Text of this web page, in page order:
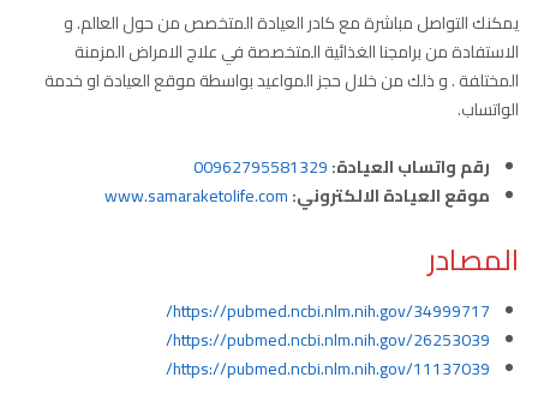
يمكنك التواصل مباشرة مع كادر العيادة المتخصص من حول العالم. و
الاستفادة من برامجنا الغذائية المتخصصة في علاج الامراض المزمنة
المختلفة . و ذلك من خلال حجز المواعيد بواسطة موقع العيادة او خدمة
الواتساب.
رقم واتساب العيادة:00962795581329
موقع العيادة الالكتروني:www.samaraketolife.com
المصادر
https://pubmed.ncbi.nlm.nih.gov/34999717/
https://pubmed.ncbi.nlm.nih.gov/26253039/
https://pubmed.ncbi.nlm.nih.gov/11137039/